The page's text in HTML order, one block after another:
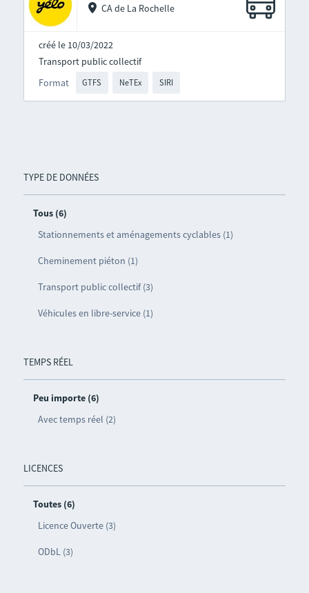
TYPE DE DONNÉES
Tous (6)
Stationnements et aménagements cyclables (1)
Cheminement piéton (1)
Transport public collectif (3)
Véhicules en libre-service (1)
TEMPS RÉEL
Peu importe (6)
Avec temps réel (2)
LICENCES
Toutes (6)
Licence Ouverte (3)
ODbL (3)
CA de La Rochelle
créé le 10/03/2022
Format GTFS NeTEx SIRI
Transport public collectif